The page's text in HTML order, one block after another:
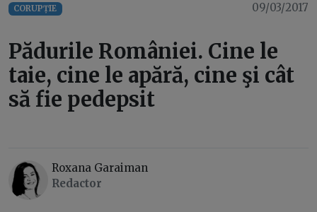
CORUPȚIE 09/03/2017
Pădurile României. Cine le
taie, cine le apără, cine şi cât
să fie pedepsit
Roxana Garaiman
Redactor